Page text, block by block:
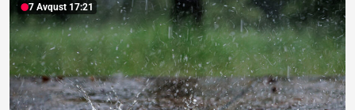
7 Avqust 17:21